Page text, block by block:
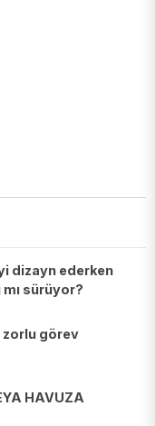
dizayn ederken
mı sürüyor?
zorlu görev
HAVUZA